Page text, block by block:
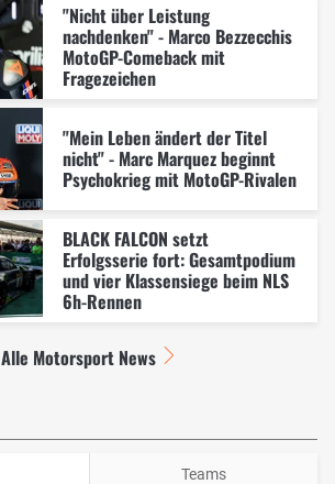
"Nicht über Leistung
nachdenken" - Marco Bezzecchis
MotoGP-Comeback mit
Fragezeichen
"Mein Leben ändert der Titel
nicht" - Marc Marquez beginnt
Psychokrieg mit MotoGP-Rivalen
BLACK FALCON setzt
Erfolgsserie fort: Gesamtpodium
und vier Klassensiege beim NLS
6h-Rennen
Alle Motorsport News
Teams